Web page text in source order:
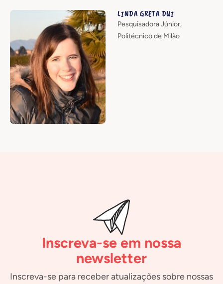
LINDA GRETA DUI
Pesquisadora Júnior,
Politécnico de Milão
Inscreva-se em nossa
newsletter
Inscreva-se para receber atualizações sobre nossas